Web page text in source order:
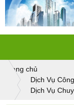
Trang chủ
Dịch Vụ
Dịch Vụ